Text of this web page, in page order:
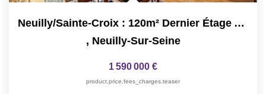
Neuilly/Sainte-Croix : 120m² Dernier Étage Avec Terrasse...
, Neuilly-Sur-Seine
1 590 000 €
product.price.fees_charges.teaser